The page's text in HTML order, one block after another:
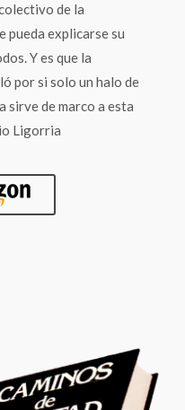
de la
pueda explicarse su
Y es que la
por si solo un halo de
sirve de marco a esta
Ligorria